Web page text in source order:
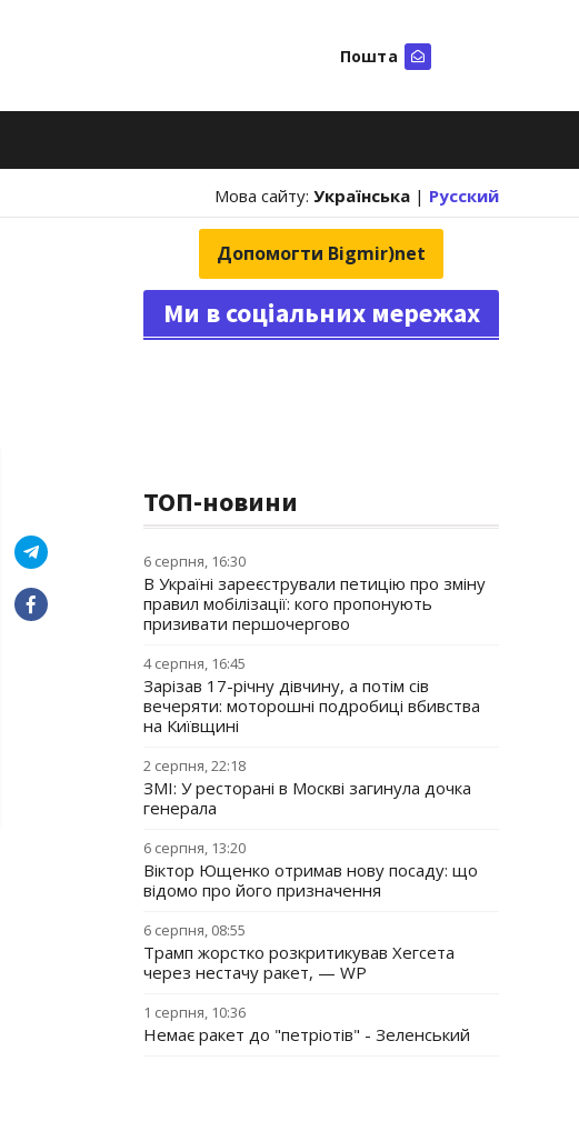
Пошта
Мова сайту: Українська | Русский
Допомогти Bigmir)net
Ми в соціальних мережах
ТОП-новини
6 серпня, 16:30
В Україні зареєстрували петицію про зміну
правил мобілізації: кого пропонують
призивати першочергово
4 серпня, 16:45
Зарізав 17-річну дівчину, а потім сів
вечеряти: моторошні подробиці вбивства
на Київщині
2 серпня, 22:18
ЗМІ: У ресторані в Москві загинула дочка
генерала
6 серпня, 13:20
Віктор Ющенко отримав нову посаду: що
відомо про його призначення
6 серпня, 08:55
Трамп жорстко розкритикував Хегсета
через нестачу ракет, — WP
1 серпня, 10:36
Немає ракет до "петріотів" - Зеленський